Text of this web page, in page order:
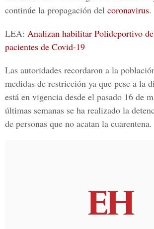
continúe la propagación del coronavirus.
LEA: Analizan habilitar Polideportivo
pacientes de Covid-19
Las autoridades recordaron a la
medidas de restricción ya que pese a la
está en vigencia desde el pasado 16 de
últimas semanas se ha realizado la
de personas que no acatan la cuarentena.